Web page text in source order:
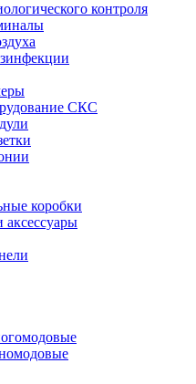
контроля
СКС
коробки